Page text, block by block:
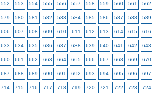
552 553 554 555 556 557 558 559 560 561 562
579 580 581 582 583 584 585 586 587 588 589
606 607 608 609 610 611 612 613 614 615 616
633 634 635 636 637 638 639 640 641 642 643
660 661 662 663 664 665 666 667 668 669 670
687 688 689 690 691 692 693 694 695 696 697
714 715 716 717 718 719 720 721 722 723 724